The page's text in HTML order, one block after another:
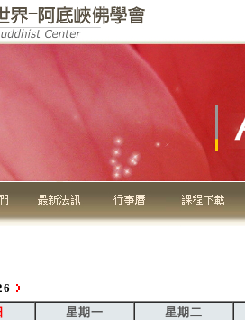
星期一 星期二